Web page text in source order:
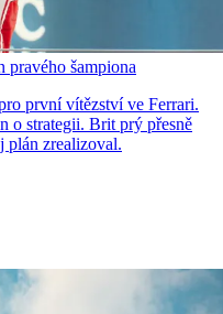
šampiona
první vítězství ve Ferrari.
o strategii. Brit prý přesně
plán zrealizoval.